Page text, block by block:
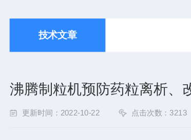
技术文章
沸腾制粒机预防药粒离析、
更新时间：2022-10-22 点击次数：3213